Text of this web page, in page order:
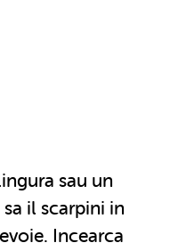
sau un
il scarpini in
Incearca